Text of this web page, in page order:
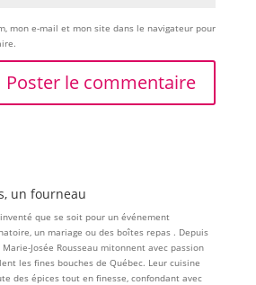
mon e-mail et mon site dans le navigateur pour
un fourneau
que se soit pour un événement
un mariage ou des boîtes repas . Depuis
Josée Rousseau mitonnent avec passion
les fines bouches de Québec. Leur cuisine
des épices tout en finesse, confondant avec